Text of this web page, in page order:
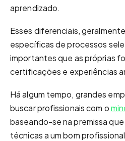
aprendizado.
Esses diferenciais,
específicas de processos
importantes que as próprias
certificações e experiências
Há algum tempo, grandes
buscar profissionais com o
baseando-se na premissa
técnicas a um bom